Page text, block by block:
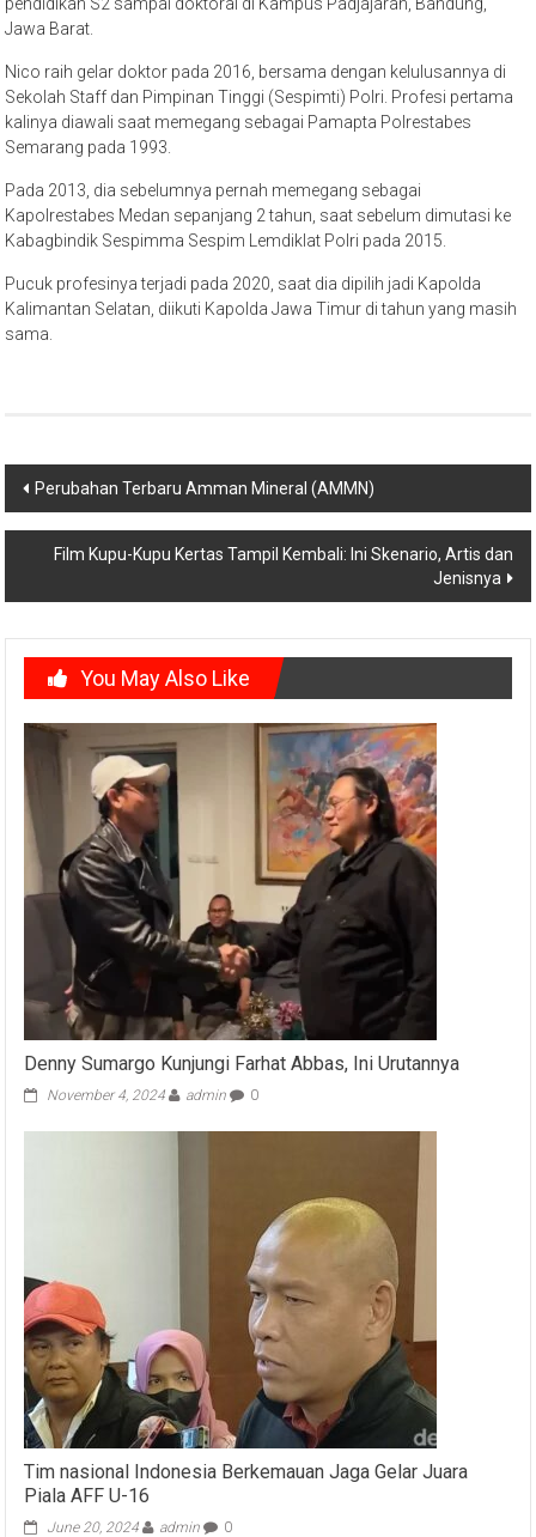
Jawa Barat.
Nico raih gelar doktor pada 2016, bersama dengan kelulusannya di
Sekolah Staff dan Pimpinan Tinggi (Sespimti) Polri. Profesi pertama
kalinya diawali saat memegang sebagai Pamapta Polrestabes
Semarang pada 1993.
Pada 2013, dia sebelumnya pernah memegang sebagai
Kapolrestabes Medan sepanjang 2 tahun, saat sebelum dimutasi ke
Kabagbindik Sespimma Sespim Lemdiklat Polri pada 2015.
Pucuk profesinya terjadi pada 2020, saat dia dipilih jadi Kapolda
Kalimantan Selatan, diikuti Kapolda Jawa Timur di tahun yang masih
sama.
Post
navigation
Perubahan Terbaru Amman Mineral (AMMN)
Film Kupu-Kupu Kertas Tampil Kembali: Ini Skenario, Artis dan
Jenisnya
You May Also Like
Denny Sumargo Kunjungi Farhat Abbas, Ini Urutannya
November 4, 2024 admin 0
Tim nasional Indonesia Berkemauan Jaga Gelar Juara
Piala AFF U-16
June 20, 2024 admin 0